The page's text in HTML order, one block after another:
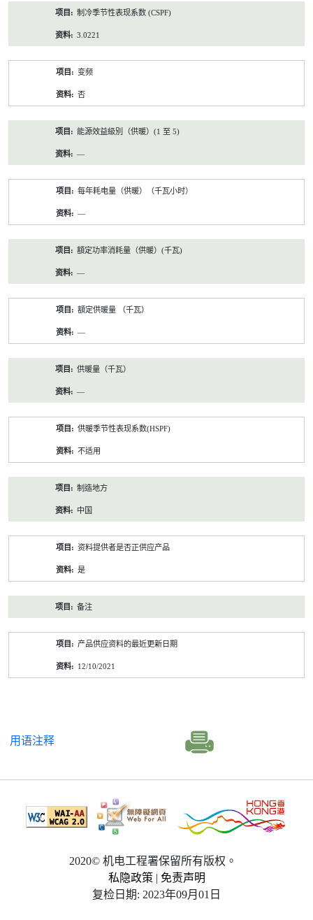
制冷季节性表现系数 (CSPF)
3.0221
变频
否
能源效益級別（供暖）(1 至 5)
—
每年耗电量（供暖）（千瓦小时）
—
額定功率消耗量（供暖）(千瓦)
—
額定供暖量 （千瓦）
—
供暖量（千瓦）
—
供暖季节性表现系数(HSPF)
不适用
制造地方
中国
资料提供者是否正供应产品
是
备注
产品供应资料的最近更新日期
12/10/2021
用语注释
2020© 机电工程署保留所有版权。
私隐政策 | 免责声明
复检日期: 2023年09月01日